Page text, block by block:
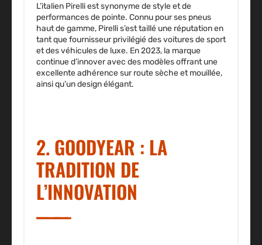
L’italien Pirelli est synonyme de style et de
performances de pointe. Connu pour ses pneus
haut de gamme, Pirelli s’est taillé une réputation en
tant que fournisseur privilégié des voitures de sport
et des véhicules de luxe. En 2023, la marque
continue d’innover avec des modèles offrant une
excellente adhérence sur route sèche et mouillée,
ainsi qu’un design élégant.
2. GOODYEAR : LA
TRADITION DE
L’INNOVATION